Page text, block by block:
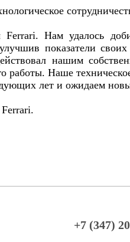
Нам удалось
улучшив показатели
нашим
работы. Наше
лет и ожидаем
+7 (347)